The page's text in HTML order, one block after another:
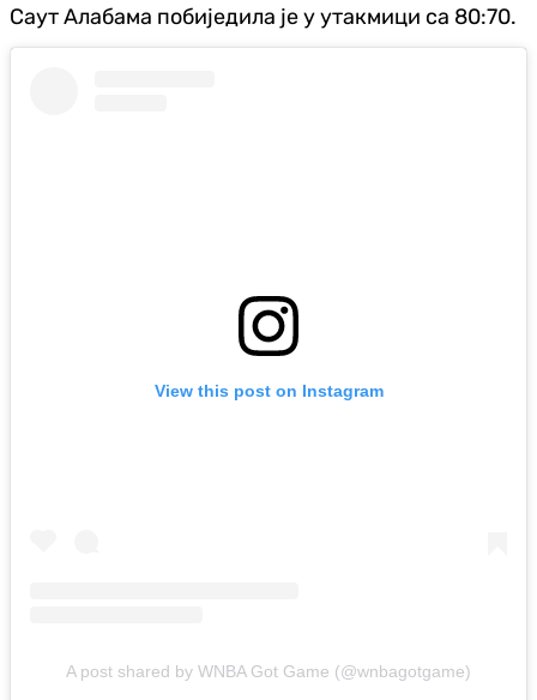
Саут Алабама побиједила је у утакмици са 80:70.
View this post on Instagram
A post shared by WNBA Got Game (@wnbagotgame)